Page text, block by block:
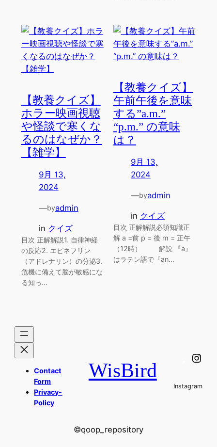
【教養クイズ】
ホラー映画視聴
や怪談で寒くな
るのはなぜか？
【雑学】
9月 13,
2024
—byadmin
in クイズ
目次 正解解説1. 自律神経
の反応2. エピネフリン
（アドレナリン）の分泌3.
危機に備えて脳が敏感にな
る知っ…
【教養クイズ】
午前午後を意味
する”a.m.”
“p.m.” の意味
は？
9月 13,
2024
—byadmin
in クイズ
目次 正解解説必須知識正
解 a =前 p = 後 m = 正午
（12時） 解説 『a』
はラテン語で『an…
Contact
Form
Privacy-
Policy
WisBird
Instagram
©qoop_repository